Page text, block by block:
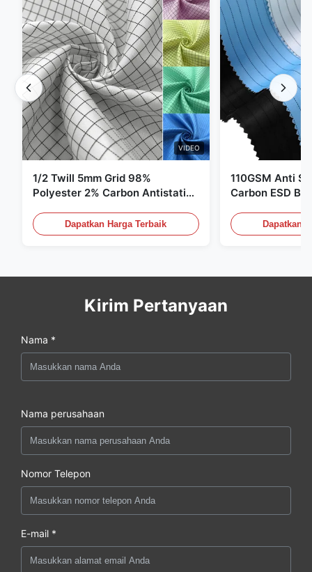
VIDEO
1/2 Twill 5mm Grid 98%
Polyester 2% Carbon Antistatic
Dapatkan Harga Terbaik
110GSM Anti
Carbon ESD
Dapatkan
Kirim Pertanyaan
Nama *
Nama perusahaan
Nomor Telepon
E-mail *